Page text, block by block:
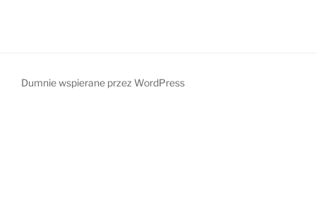
Dumnie wspierane przez WordPress